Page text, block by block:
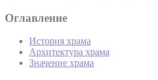
Оглавление
История храма
Архитектура храма
Значение храма